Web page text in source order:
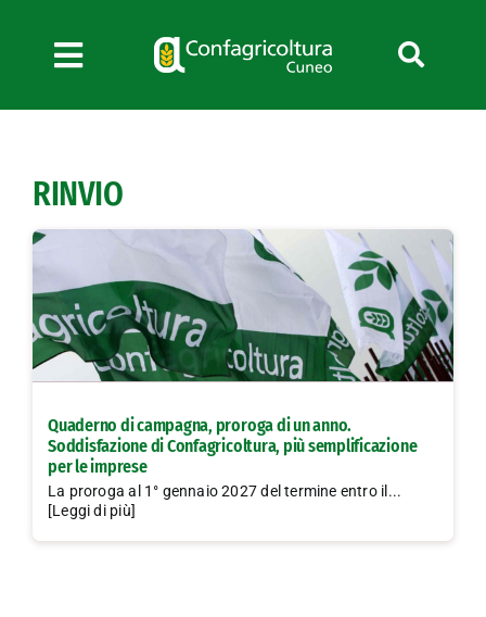
contenuto
Toggle
Navigation
News
Bandi
Formazione
Convenzioni
L’Agricoltore cuneese
Lavora con noi
Contatti
RINVIO
Quaderno di campagna, proroga di un anno.
Soddisfazione di Confagricoltura, più semplificazione
per le imprese
La proroga al 1° gennaio 2027 del termine entro il...
[Leggi di più]